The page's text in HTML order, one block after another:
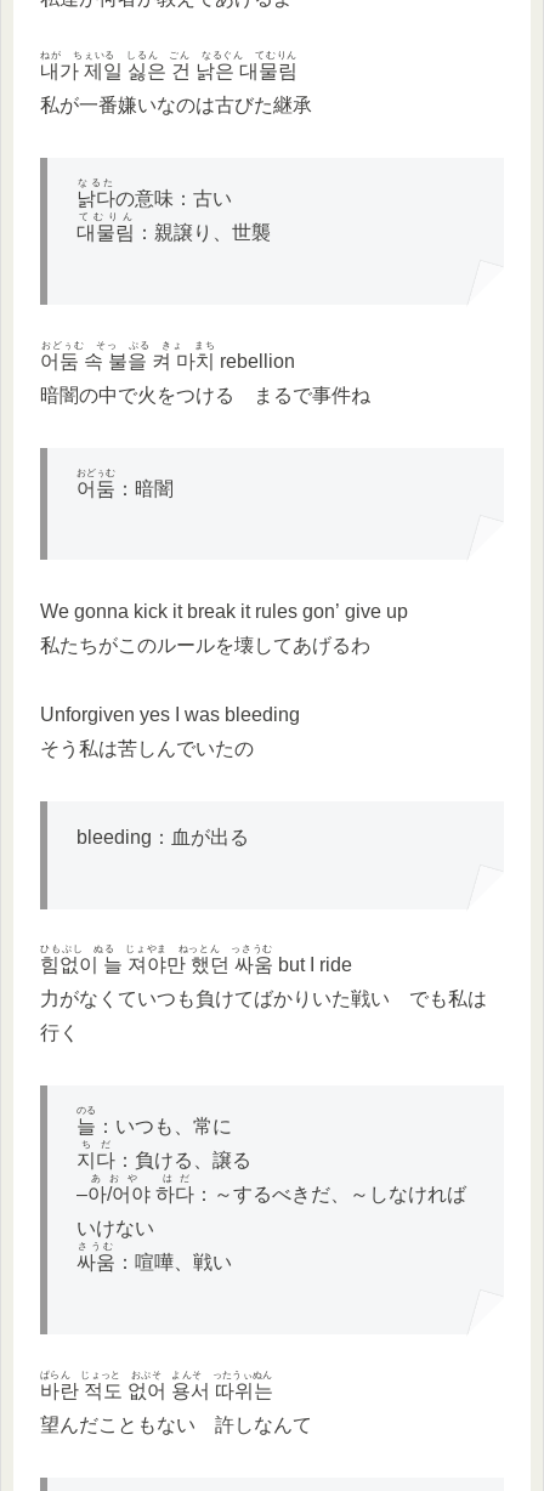
내가 제일 싫은 건 낡은 대물림
ねが ちぇいる しるん ごん なるぐん てむりん
私が一番嫌いなのは古びた継承
낡다
なるた
の意味：古い
대물림
てむりん
：親譲り、世襲
어둠 속 불을 켜 마치
おどぅむ そっ ぷる きょ まち
rebellion
暗闇の中で火をつける まるで事件ね
어둠
おどぅむ
：暗闇
We gonna kick it break it rules gon’ give up
私たちがこのルールを壊してあげるわ
Unforgiven yes I was bleeding
そう私は苦しんでいたの
bleeding：血が出る
힘없이 늘 져야만 했던 싸움
ひもぷし ぬる じょやま ねっとん っさうむ
but I ride
力がなくていつも負けてばかりいた戦い でも私は
行く
늘
のる
：いつも、常に
지다
ちだ
：負ける、譲る
–아/어야 하다
あおや はだ
：～するべきだ、～しなければ
いけない
싸움
さうむ
：喧嘩、戦い
바란 적도 없어 용서 따위는
ぱらん じょっと おぷそ よんそ ったうぃぬん
望んだこともない 許しなんて